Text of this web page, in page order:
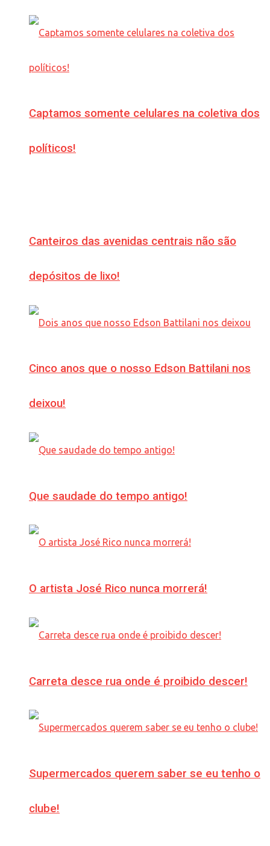
Captamos somente celulares na coletiva dos
políticos!
Canteiros das avenidas centrais não são
depósitos de lixo!
Cinco anos que o nosso Edson Battilani nos
deixou!
Que saudade do tempo antigo!
O artista José Rico nunca morrerá!
Carreta desce rua onde é proibido descer!
Supermercados querem saber se eu tenho o
clube!